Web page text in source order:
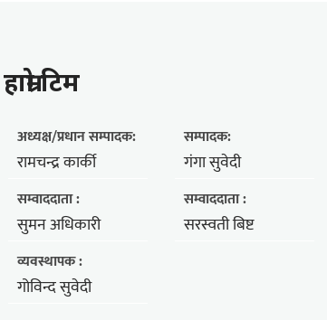
हाम्राे टिम
अध्यक्ष/प्रधान सम्पादक:
रामचन्द्र कार्की
सम्पादक:
गंगा सुवेदी
सम्वाददाता :
सुमन अधिकारी
सम्वाददाता :
सरस्वती बिष्ट
व्यवस्थापक :
गोविन्द सुवेदी